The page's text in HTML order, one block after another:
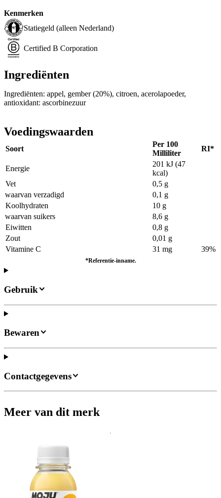
Kenmerken
Statiegeld (alleen Nederland)
Certified B Corporation
Ingrediënten
Ingrediënten: appel, gember (20%), citroen, acerolapoeder,
antioxidant: ascorbinezuur
Voedingswaarden
Soort
Per 100
Milliliter
RI*
Energie
201 kJ (47
kcal)
Vet
0,5 g
waarvan verzadigd
0,1 g
Koolhydraten
10 g
waarvan suikers
8,6 g
Eiwitten
0,8 g
Zout
0,01 g
Vitamine C
31 mg 39%
*Referentie-inname.
Gebruik
Bewaren
Contactgegevens
Meer van dit merk